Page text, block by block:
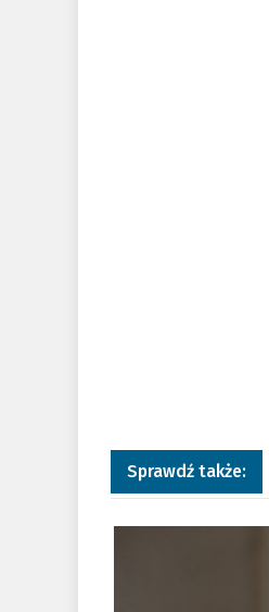
Sprawdź także:
a